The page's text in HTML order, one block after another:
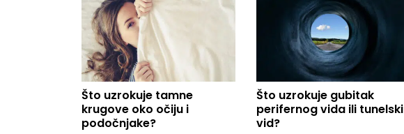
u
.
.
Što uzrokuje tamne
krugove oko očiju i
podočnjake?
Što uzrokuje gubitak
perifernog vida ili tunelski
vid?